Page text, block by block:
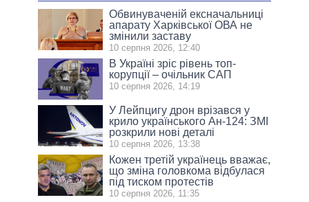
Обвинуваченій ексначальниці
апарату Харківської ОВА не
змінили заставу
10 серпня 2026, 12:40
В Україні зріс рівень топ-
корупції – очільник САП
10 серпня 2026, 14:19
У Лейпцигу дрон врізався у
крило українського Ан-124: ЗМІ
розкрили нові деталі
10 серпня 2026, 13:38
Кожен третій українець вважає,
що зміна головкома відбулася
під тиском протестів
10 серпня 2026, 11:35